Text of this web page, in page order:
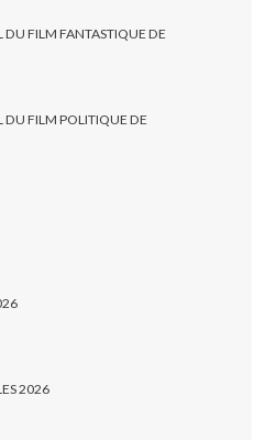
DU FILM FANTASTIQUE DE
DU FILM POLITIQUE DE
2026